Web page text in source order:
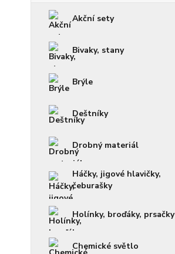
Akční sety
Bivaky, stany
Brýle
Deštníky
Drobný materiál
Háčky, jigové hlavičky,
čeburašky
Holínky, broďáky, prsačky
Chemické světlo